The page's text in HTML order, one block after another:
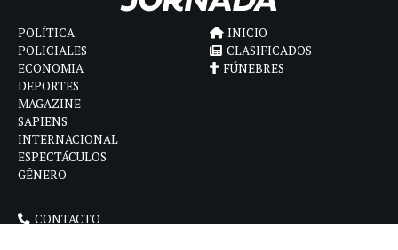
POLÍTICA
POLICIALES
ECONOMIA
DEPORTES
MAGAZINE
SAPIENS
INTERNACIONAL
ESPECTÁCULOS
GÉNERO
INICIO
CLASIFICADOS
FÚNEBRES
CONTACTO